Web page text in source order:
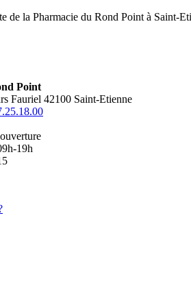
de la Pharmacie du Rond Point à Saint-
Point
Fauriel 42100 Saint-Etienne
19h